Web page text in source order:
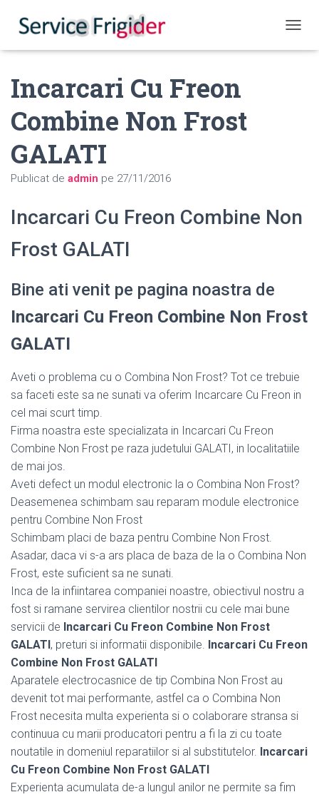
Incarcari Cu Freon
Combine Non Frost
GALATI
Publicat de admin pe 27/11/2016
Incarcari Cu Freon Combine Non
Frost GALATI
Bine ati venit pe pagina noastra de
Incarcari Cu Freon Combine Non Frost
GALATI
Aveti o problema cu o Combina Non Frost? Tot ce trebuie
sa faceti este sa ne sunati va oferim Incarcare Cu Freon in
cel mai scurt timp.
Firma noastra este specializata in Incarcari Cu Freon
Combine Non Frost pe raza judetului GALATI, in localitatiile
de mai jos.
Aveti defect un modul electronic la o Combina Non Frost?
Deasemenea schimbam sau reparam module electronice
pentru Combine Non Frost
Schimbam placi de baza pentru Combine Non Frost.
Asadar, daca vi s-a ars placa de baza de la o Combina Non
Frost, este suficient sa ne sunati.
Inca de la infiintarea companiei noastre, obiectivul nostru a
fost si ramane servirea clientilor nostrii cu cele mai bune
servicii de Incarcari Cu Freon Combine Non Frost
GALATI, preturi si informatii disponibile. Incarcari Cu Freon
Combine Non Frost GALATI
Aparatele electrocasnice de tip Combina Non Frost au
devenit tot mai performante, astfel ca o Combina Non
Frost necesita multa experienta si o colaborare stransa si
continuua cu marii producatori pentru a fi la zi cu toate
noutatile in domeniul reparatiilor si al substitutelor. Incarcari
Cu Freon Combine Non Frost GALATI
Experienta acumulata de-a lungul anilor ne permite sa fim